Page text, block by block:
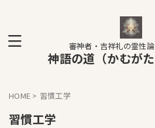
審神者・吉祥礼の霊性
神語の道（かむがた
HOME > 習慣工学
習慣工学